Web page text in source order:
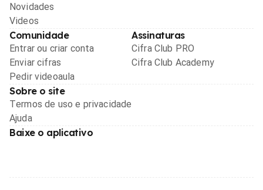
Novidades
Videos
Comunidade
Entrar ou criar conta
Enviar cifras
Pedir videoaula
Assinaturas
Cifra Club PRO
Cifra Club Academy
Sobre o site
Termos de uso e privacidade
Ajuda
Baixe o aplicativo